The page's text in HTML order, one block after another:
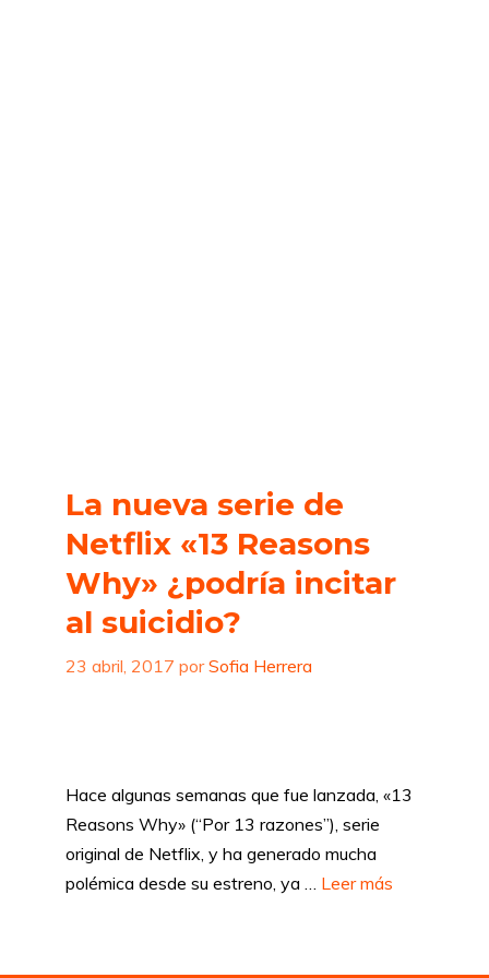
La nueva serie de
Netflix «13 Reasons
Why» ¿podría incitar
al suicidio?
23 abril, 2017 porSofia Herrera
Hace algunas semanas que fue lanzada, «13
Reasons Why» (“Por 13 razones”), serie
original de Netflix, y ha generado mucha
polémica desde su estreno, ya … Leer más